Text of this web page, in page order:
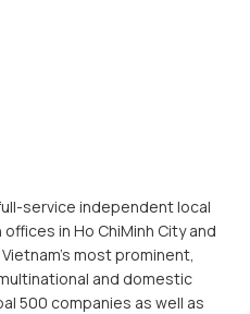
full-service independent local
in Ho ChiMinh City and
most prominent,
and domestic
500 companies as well as